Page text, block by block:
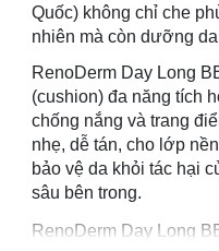
Quốc) không chỉ che
nhiên mà còn dưỡng
RenoDerm Day Long
(cushion) đa năng tích
chống nắng và trang
nhẹ, dễ tán, cho lớp
bảo vệ da khỏi tác hại
sâu bên trong.
RenoDerm Day Long